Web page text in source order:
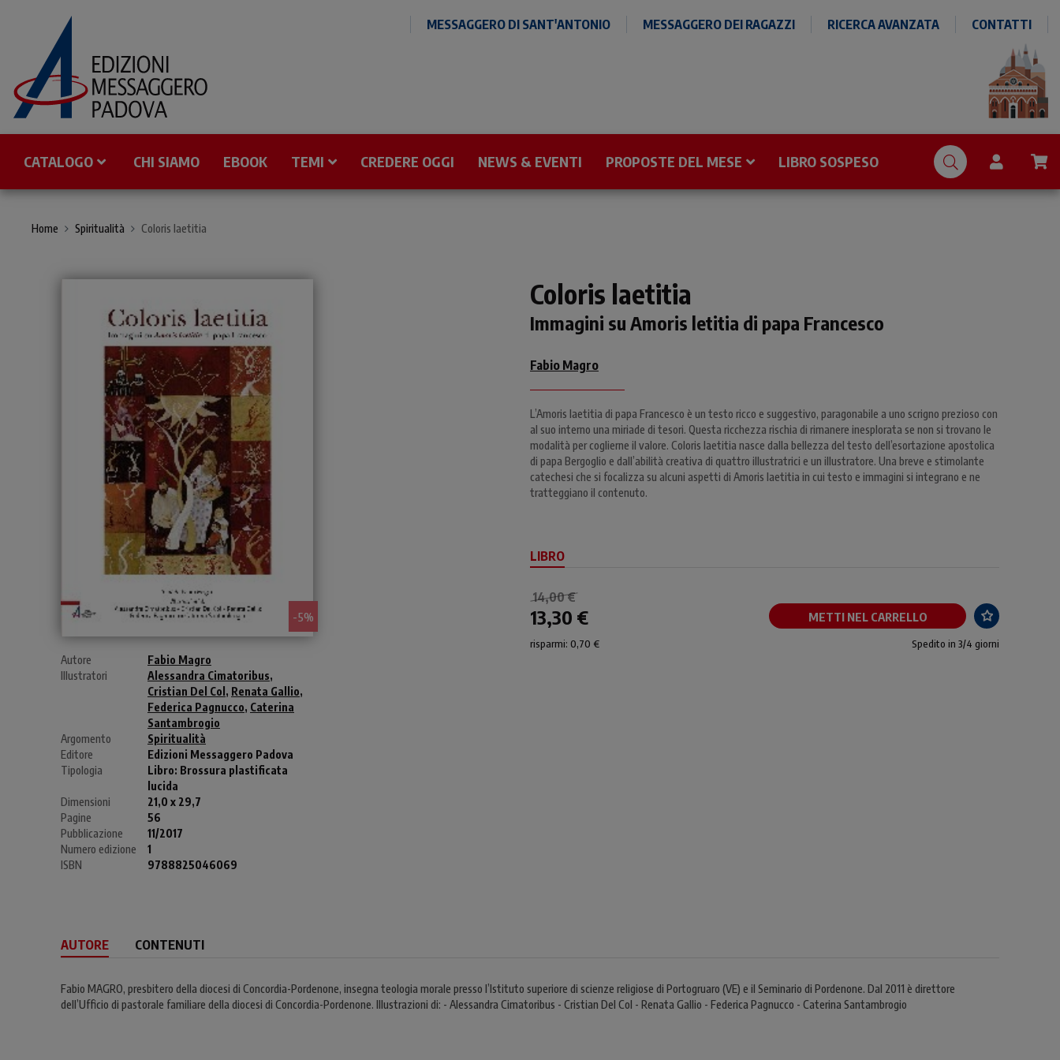
MESSAGGERO DI SANT'ANTONIO MESSAGGERO DEI RAGAZZI RICERCA AVANZATA CONTATTI
CATALOGO CHI SIAMO EBOOK TEMI CREDERE OGGI NEWS & EVENTI PROPOSTE DEL MESE LIBRO SOSPESO
Home Spiritualità Coloris laetitia
- 5%
Autore
Fabio Magro
Illustratori
Alessandra Cimatoribus,
Cristian Del Col , Renata Gallio,
Federica Pagnucco, Caterina
Santambrogio
Argomento
Spiritualità
Editore
Edizioni Messaggero Padova
Tipologia
Libro: Brossura plastificata
lucida
Dimensioni
21,0 x 29,7
Pagine
56
Pubblicazione
11/2017
Numero edizione
1
ISBN
9788825046069
Coloris laetitia
Immagini su Amoris letitia di papa Francesco
Fabio Magro
L’Amoris laetitia di papa Francesco è un testo ricco e suggestivo, paragonabile a uno scrigno prezioso con
al suo interno una miriade di tesori. Questa ricchezza rischia di rimanere inesplorata se non si trovano le
modalità per coglierne il valore. Coloris laetitia nasce dalla bellezza del testo dell’esortazione apostolica
di papa Bergoglio e dall’abilità creativa di quattro illustratrici e un illustratore. Una breve e stimolante
catechesi che si focalizza su alcuni aspetti di Amoris laetitia in cui testo e immagini si integrano e ne
tratteggiano il contenuto.
LIBRO
14,00 €
13,30 € METTI NEL CARRELLO
risparmi: 0,70 € Spedito in 3/4 giorni
AUTORE CONTENUTI
Fabio MAGRO, presbitero della diocesi di Concordia-Pordenone, insegna teologia morale presso l’Istituto superiore di scienze religiose di Portogruaro (VE) e il Seminario di Pordenone. Dal 2011 è direttore
dell’Ufficio di pastorale familiare della diocesi di Concordia-Pordenone. Illustrazioni di: - Alessandra Cimatoribus - Cristian Del Col - Renata Gallio - Federica Pagnucco - Caterina Santambrogio